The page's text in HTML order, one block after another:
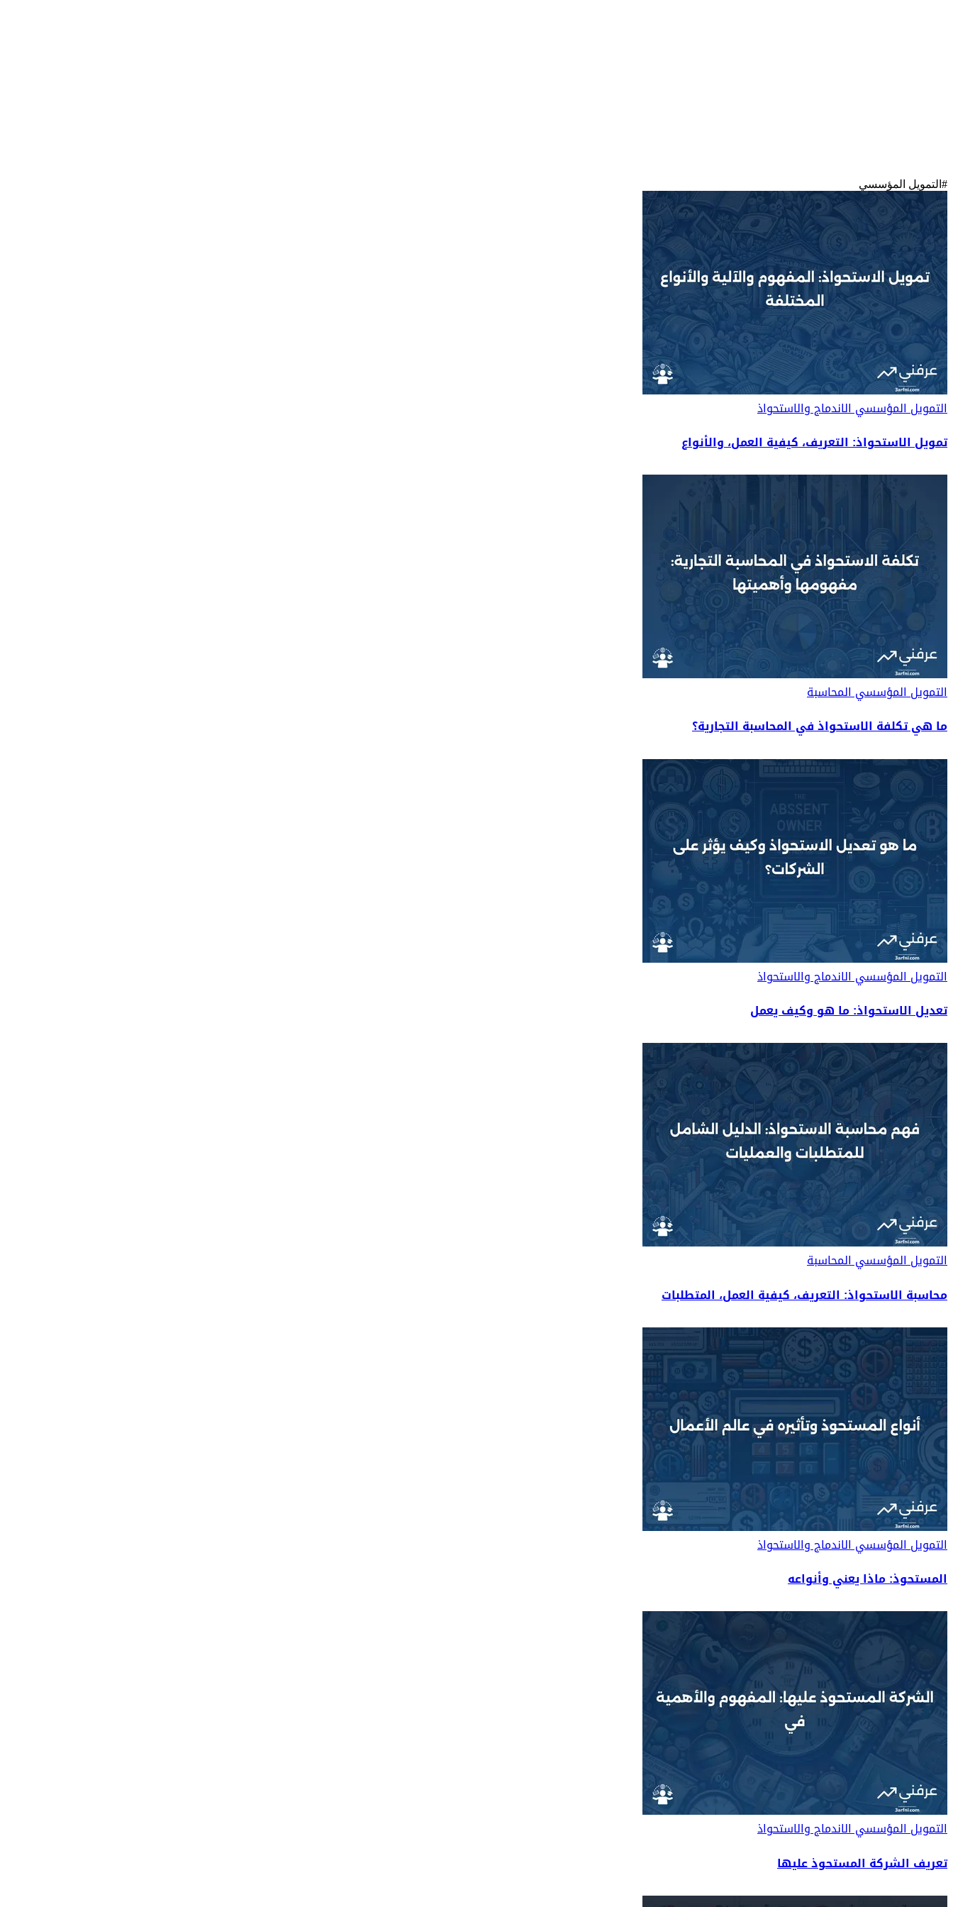
# التمويل المؤسسي
التمويل المؤسسيالاندماج والاستحواذ
تمويل الاستحواذ: التعريف، كيفية العمل، والأنواع
التمويل المؤسسيالمحاسبة
ما هي تكلفة الاستحواذ في المحاسبة التجارية؟
التمويل المؤسسيالاندماج والاستحواذ
تعديل الاستحواذ: ما هو وكيف يعمل
التمويل المؤسسيالمحاسبة
محاسبة الاستحواذ: التعريف، كيفية العمل، المتطلبات
التمويل المؤسسيالاندماج والاستحواذ
المستحوذ: ماذا يعني وأنواعه
التمويل المؤسسيالاندماج والاستحواذ
تعريف الشركة المستحوذ عليها